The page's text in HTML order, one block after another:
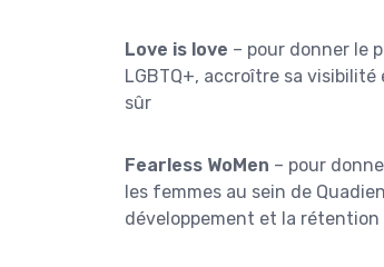
Love is love – pour donner le
LGBTQ+, accroître sa
sûr
Fearless WoMen – pour
les femmes au sein de
développement et la rétention